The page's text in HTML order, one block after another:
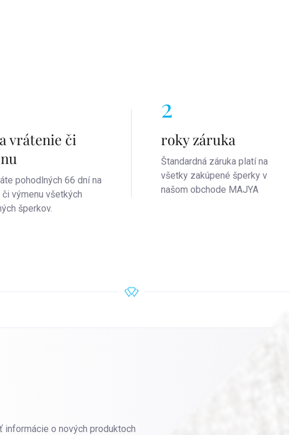
vrátenie či
pohodlných 66 dní na
výmenu všetkých
šperkov.
2
roky záruka
Štandardná záruka platí na
všetky zakúpené šperky v
našom obchode MAJYA
o nových produktoch